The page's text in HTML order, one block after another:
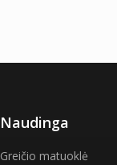
Naudinga
Greičio matuoklė